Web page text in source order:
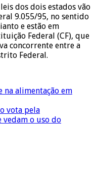
dos dois estados vão
9.055/95, no sentido
e estão em
Federal (CF), que
concorrente entre a
Federal.
na alimentação em
vota pela
o uso do